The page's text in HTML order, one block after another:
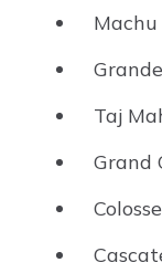
Machu
Taj
Grand